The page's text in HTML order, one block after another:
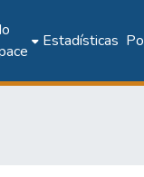
Estadísticas